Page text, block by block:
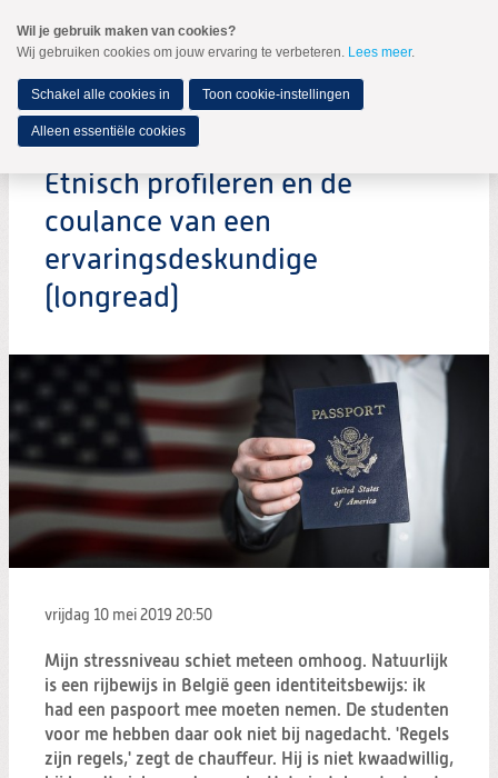
naar
Spring
de
inhoud
Spring
naar
hoofdmenu
MENU
Zoeken
Etnisch profileren en de
coulance van een
ervaringsdeskundige
(longread)
vrijdag 10 mei 2019 20:50
Mijn stressniveau schiet meteen omhoog. Natuurlijk
is een rijbewijs in België geen identiteitsbewijs: ik
had een paspoort mee moeten nemen. De studenten
voor me hebben daar ook niet bij nagedacht. 'Regels
zijn regels,' zegt de chauffeur. Hij is niet kwaadwillig,
Wil je gebruik maken van cookies?
Wij gebruiken cookies om jouw ervaring te verbeteren. Lees meer.
Schakel alle cookies in Toon cookie-instellingen
Alleen essentiële cookies